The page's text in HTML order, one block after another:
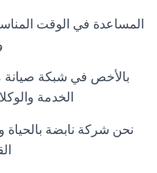
المساعدة في الوقت
الخدمة
نحن شركة نابضة بالحياة